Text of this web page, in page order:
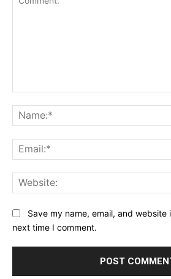
Save my name, email, and
next time I comment.